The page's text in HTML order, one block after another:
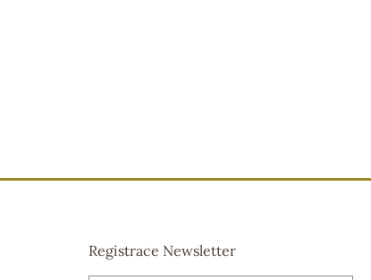
Registrace Newsletter